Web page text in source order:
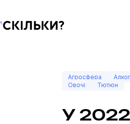
— Медіа про суспільні дані
Агросфера
Овочі
Тютюн
У 2022